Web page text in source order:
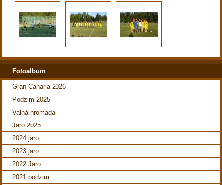
Fotoalbum
Gran Canaria 2026
Podzim 2025
Valná hromada
Jaro 2025
2024 jaro
2023 jaro
2022 Jaro
2021 podzim